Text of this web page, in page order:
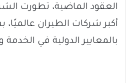
العقود الماضية، تطورت
أكبر شركات الطيران عالميًا،
بالمعايير الدولية في الخدمة